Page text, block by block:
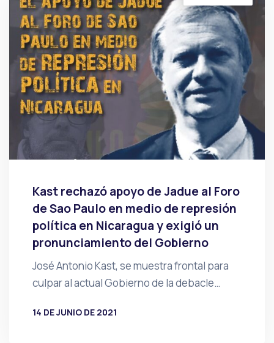
Kast rechazó apoyo de Jadue al Foro
de Sao Paulo en medio de represión
política en Nicaragua y exigió un
pronunciamiento del Gobierno
José Antonio Kast, se muestra frontal para
culpar al actual Gobierno de la debacle…
14 DE JUNIO DE 2021